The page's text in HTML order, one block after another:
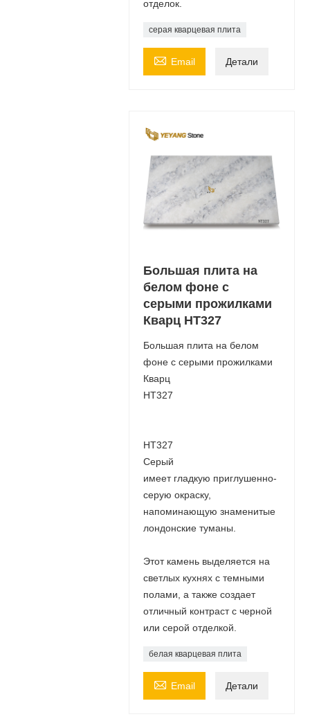
отделок.
серая кварцевая плита
 Email Детали
Большая плита на
белом фоне с
серыми прожилками
Кварц НТ327
Большая плита на белом
фоне с серыми прожилками
Кварц
НТ327
НТ327
Серый
имеет гладкую приглушенно-
серую окраску,
напоминающую знаменитые
лондонские туманы.
Этот камень выделяется на
светлых кухнях с темными
полами, а также создает
отличный контраст с черной
или серой отделкой.
белая кварцевая плита
 Email Детали